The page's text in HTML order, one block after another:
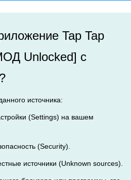
Tap Tap
Unlocked] с
источника:
(Settings) на вашем
(Security).
источники (Unknown sources).